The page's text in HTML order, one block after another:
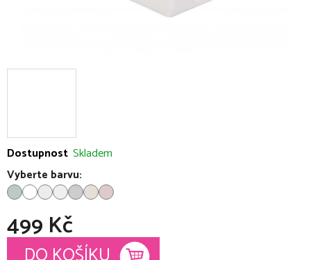
Dostupnost Skladem
Vyberte barvu:
499 Kč
Měrná cena: